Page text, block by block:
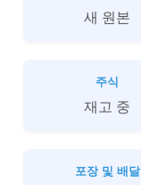
새 원본
주식
재고 중
포장 및 배달